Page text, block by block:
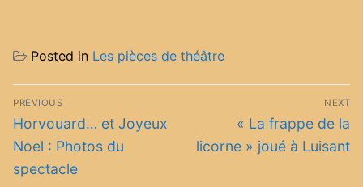
Posted in Les pièces de théâtre
Navigation
de
l’article
PREVIOUS
Previous
post:
Horvouard… et Joyeux
Noel : Photos du
spectacle
NEXT
Next
post:
« La frappe de la
licorne » joué à Luisant